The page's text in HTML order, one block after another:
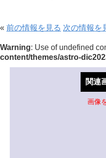
« 前の情報を見る 次の情報を
Warning: Use of undefined
content/themes/astro-
関連
画像